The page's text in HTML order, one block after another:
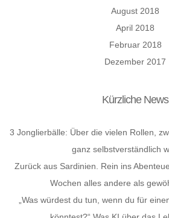
August 2018
April 2018
Februar 2018
Dezember 2017
Kürzliche News
3 Jonglierbälle: Über die vielen Rollen,
ganz selbstverständlich
Zurück aus Sardinien. Rein ins
Wochen alles andere als
„Was würdest du tun, wenn du für